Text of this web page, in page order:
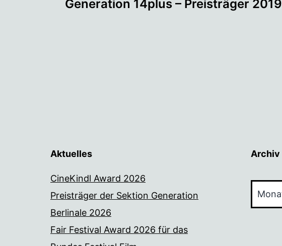
Generation 14plus – Preisträger 2019
Aktuelles
CineKindl Award 2026
Preisträger der Sektion Generation
Berlinale 2026
Fair Festival Award 2026 für das
Archiv